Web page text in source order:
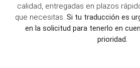
calidad, entregadas en plazos
que necesitas. Si tu traducción es
en la solicitud para tenerlo en
prioridad.